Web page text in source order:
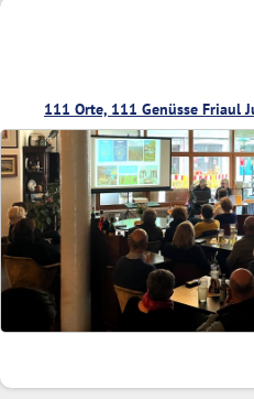
111 Orte, 111 Genüsse Friaul